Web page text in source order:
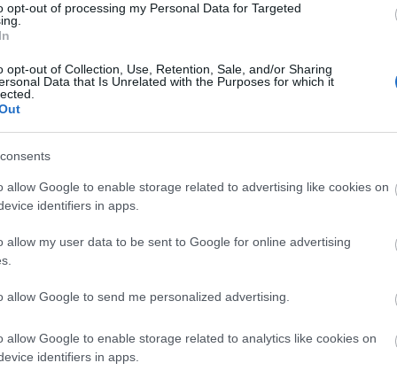
opt-out of processing my Personal Data for Targeted
opt-out of Collection, Use, Retention, Sale, and/or Sharing
Data that Is Unrelated with the Purposes for which it
allow Google to enable storage related to advertising like cookies on
identifiers in apps.
allow my user data to be sent to Google for online advertising
allow Google to send me personalized advertising.
allow Google to enable storage related to analytics like cookies on
identifiers in apps.
kényszerítette a fél világot, az
Jelentősen csökkent az energiaigény,
kereslet visszaesett, a megújulók
2014. máj 09.
Obama támadást indít az
a